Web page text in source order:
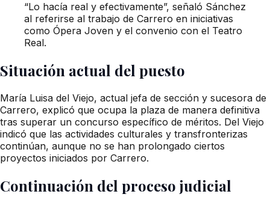
“Lo hacía real y efectivamente”, señaló Sánchez
al referirse al trabajo de Carrero en iniciativas
como Ópera Joven y el convenio con el Teatro
Real.
Situación actual del puesto
María Luisa del Viejo, actual jefa de sección y sucesora de
Carrero, explicó que ocupa la plaza de manera definitiva
tras superar un concurso específico de méritos. Del Viejo
indicó que las actividades culturales y transfronterizas
continúan, aunque no se han prolongado ciertos
proyectos iniciados por Carrero.
Continuación del proceso judicial